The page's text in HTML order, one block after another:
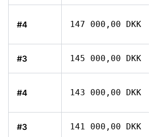
#4 147 000,00 DKK
#3 145 000,00 DKK
#4 143 000,00 DKK
#3 141 000,00 DKK